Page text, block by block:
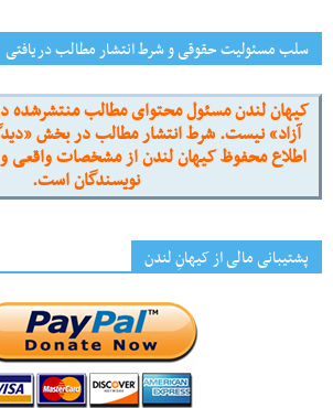
سلب مسئولیت حقوقی و شرط انتشار مطالب دریافتی
کیهان لندن مسئول محتوای مطالب منتشرشده
آزاد» نیست. شرط انتشار مطالب در بخش
اطلاع محفوظ کیهان لندن از مشخصات واقعی
نویسندگان است.
پشتیبانی مالی از کیهانِ لندن